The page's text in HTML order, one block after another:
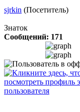
sjrkin (Посетитель)
Знаток
Сообщений: 171